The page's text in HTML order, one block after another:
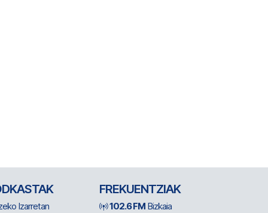
Izarretan
FREKUENTZIAK
102.6 FM Bizkaia